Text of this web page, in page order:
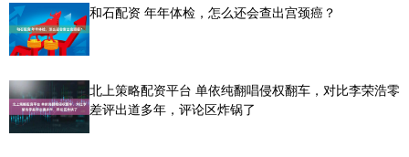
和石配资 年年体检，怎么还会查出宫颈癌？
北上策略配资平台 单依纯翻唱侵权翻车，对比李荣浩零
差评出道多年，评论区炸锅了